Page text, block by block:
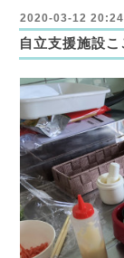
2020-03-12
自立支援施設